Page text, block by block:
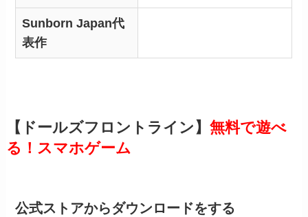
Sunborn Japan代
表作
【ドールズフロントライン】 無料で遊べ
る！スマホゲーム
公式ストアからダウンロードをする